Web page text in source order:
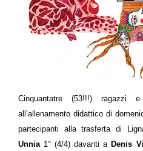
Cinquantatre (53!!!) ragazzi
all’allenamento didattico di
partecipanti alla trasferta di
Unnia 1° (4/4) davanti aDenis